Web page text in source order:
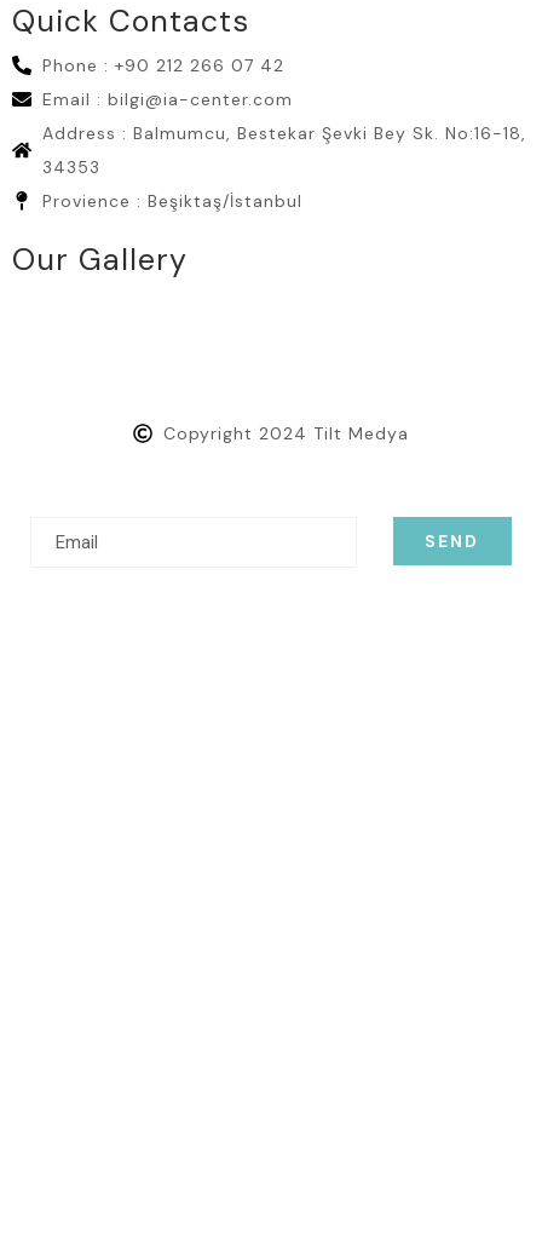
Quick Contacts
Phone : +90 212 266 07 42
Email : bilgi@ia-center.com
Address : Balmumcu, Bestekar Şevki Bey Sk. No:16-18,
34353
Provience : Beşiktaş/İstanbul
Our Gallery
Copyright 2024 Tilt Medya